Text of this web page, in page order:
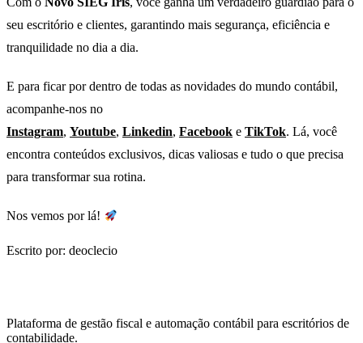
seu escritório e clientes, garantindo mais segurança, eficiência e
tranquilidade no dia a dia.
E para ficar por dentro de todas as novidades do mundo contábil,
acompanhe-nos no
Instagram, Youtube, Linkedin, Facebook e TikTok. Lá, você
encontra conteúdos exclusivos, dicas valiosas e tudo o que precisa
para transformar sua rotina.
Nos vemos por lá!
Escrito por: deoclecio
Plataforma de gestão fiscal e automação contábil para escritórios de
contabilidade.